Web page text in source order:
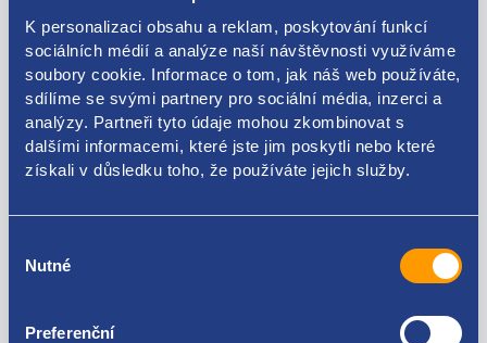
K personalizaci obsahu a reklam, poskytování funkcí
sociálních médií a analýze naší návštěvnosti využíváme
soubory cookie. Informace o tom, jak náš web používáte,
sdílíme se svými partnery pro sociální média, inzerci a
analýzy. Partneři tyto údaje mohou zkombinovat s
dalšími informacemi, které jste jim poskytli nebo které
získali v důsledku toho, že používáte jejich služby.
souhlasu
Nutné
Preferenční
5J0867365C9B9
Kódy produktu
5J0867365E 5J0867365A9B9 5J0867365C9B9
Použitelné pro vozy
Škoda Fabia II 2006-2014